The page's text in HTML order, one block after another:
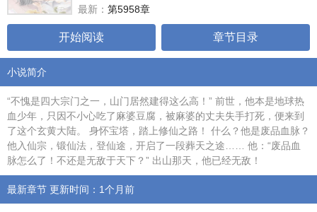
最新： 第5958章
开始阅读 章节目录
小说简介
“不愧是四大宗门之一，山门居然建得这么高！” 前世，他本是地球热
血少年，只因不小心吃了麻婆豆腐，被麻婆的丈夫失手打死，便来到
了这个玄黄大陆。 身怀宝塔，踏上修仙之路！ 什么？他是废品血脉？
他入仙宗，锻仙法，登仙途，开启了一段葬天之途…… 他：“废品血
脉怎么了！不还是无敌于天下？” 出山那天，他已经无敌！
最新章节 更新时间：1个月前